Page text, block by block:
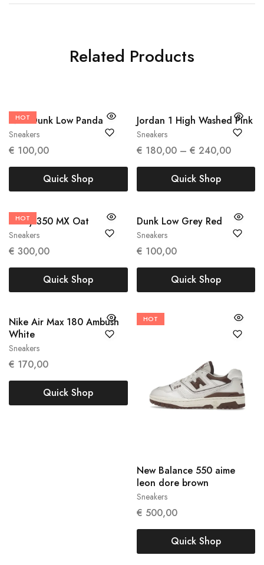
Related Products
HOT
Sneakers
Nike Dunk Low Panda
€ 100,00
47
Quick Shop
Sneakers
Jordan 1 High Washed Pink
€ 180,00– € 240,00
36 40.5 41
Quick Shop
HOT
Sneakers
Yeezy 350 MX Oat
€ 300,00
38 2/3 40 2/3
Quick Shop
Sneakers
Dunk Low Grey Red
€ 100,00
39
Quick Shop
Sneakers
Nike Air Max 180 Ambush
White
€ 170,00
Quick Shop
HOT
Sneakers
New Balance 550 aime
leon dore brown
€ 500,00
40
Quick Shop